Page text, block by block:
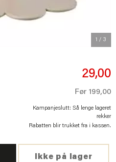
1 / 3
29,00
Før 199,00
Kampanjeslutt: Så lenge lageret
rekker
Rabatten blir trukket fra i kassen.
Ikke på lager